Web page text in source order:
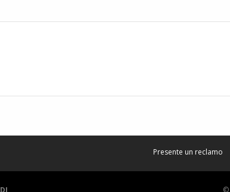
Presente un reclamo
©